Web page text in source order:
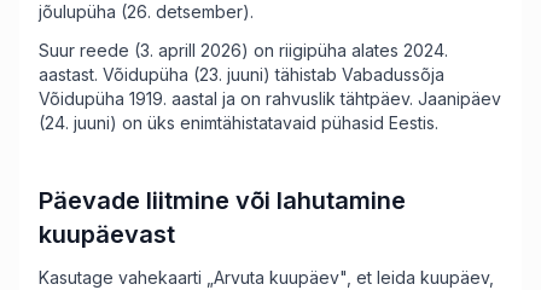
jõulupüha (26. detsember).
Suur reede (3. aprill 2026) on riigipüha alates 2024.
aastast. Võidupüha (23. juuni) tähistab Vabadussõja
Võidupüha 1919. aastal ja on rahvuslik tähtpäev. Jaanipäev
(24. juuni) on üks enimtähistatavaid pühasid Eestis.
Päevade liitmine või lahutamine
kuupäevast
Kasutage vahekaarti „Arvuta kuupäev", et leida kuupäev,